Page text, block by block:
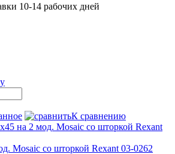
10-14 рабочих дней
К сравнению
Mosaic со шторкой Rexant 03-0262